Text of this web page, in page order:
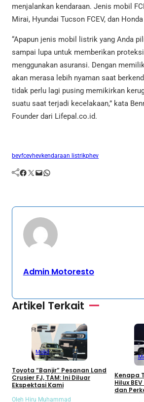
menjalankan kendaraan. Jenis mobil
Mirai, Hyundai Tucson FCEV, dan
“Apapun jenis mobil listrik yang Anda
sampai lupa untuk memberikan
menggunakan asuransi. Dengan
akan merasa lebih nyaman saat
tidak perlu lagi pusing memikirkan
suatu saat terjadi kecelakaan,” kata
Founder dari Lifepal.co.id.
bevfcevhevkendaraan listrikphev
Facebook Twitter Mail WhatsApp
Admin Motoresto
Artikel Terkait
Mobil
Toyota “Banjir” Pesanan Land
Crusier FJ, TAM: Ini Diluar
Ekspektasi Kami
Oleh Hiru Muhammad
Kenapa
Hilux
dan